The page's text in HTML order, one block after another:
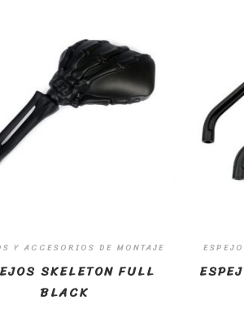
Y ACCESORIOS DE MONTAJE
SKELETON FULL
BLACK